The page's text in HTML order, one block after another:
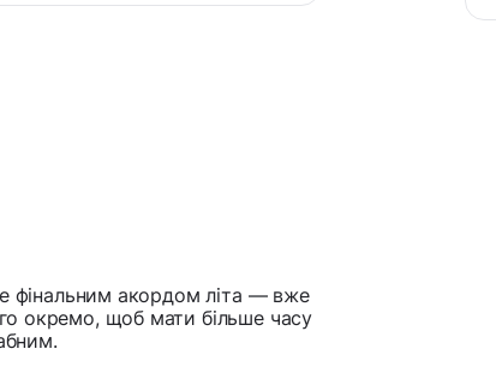
фінальним акордом літа — вже
окремо, щоб мати більше часу